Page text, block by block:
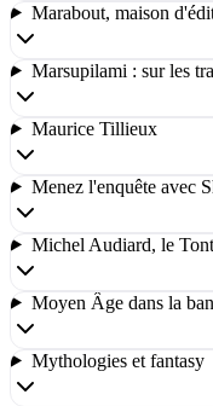
Marabout, maison
Marsupilami : sur les
Maurice Tillieux
Menez l'enquête avec
Michel Audiard, le
Moyen Âge dans la
Mythologies et fantasy